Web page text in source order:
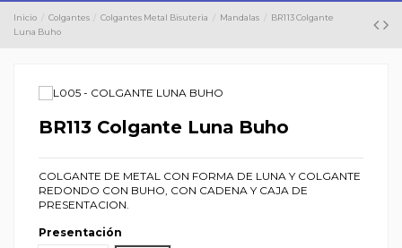
Inicio Colgantes Colgantes Metal Bisuteria Mandalas
BR113 Colgante
Luna Buho
BR113 Colgante Luna Buho
COLGANTE DE METAL CON FORMA DE LUNA Y COLGANTE
REDONDO CON BUHO, CON CADENA Y CAJA DE
PRESENTACION.
Presentación